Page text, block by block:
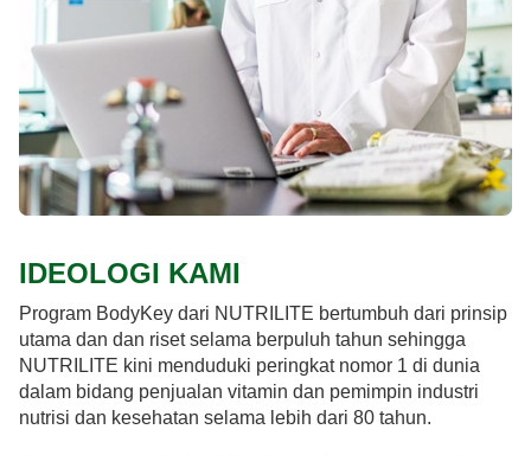
IDEOLOGI KAMI
Program BodyKey dari NUTRILITE bertumbuh dari prinsip
utama dan dan riset selama berpuluh tahun sehingga
NUTRILITE kini menduduki peringkat nomor 1 di dunia
dalam bidang penjualan vitamin dan pemimpin industri
nutrisi dan kesehatan selama lebih dari 80 tahun.